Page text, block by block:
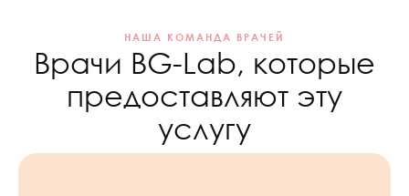
НАША КОМАНДА ВРАЧЕЙ
Врачи BG-Lab, которые
предоставляют эту
услугу